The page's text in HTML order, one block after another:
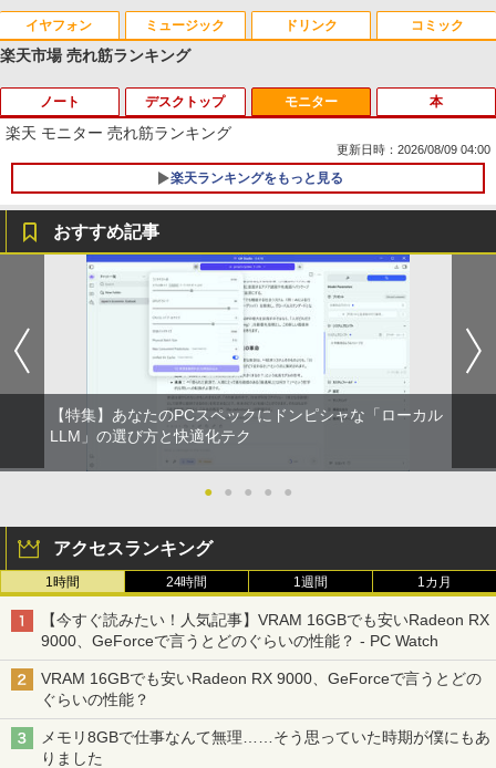
イヤフォン
Anker Soundcore P42i (Bluetooth 6.1)【完
全ワイヤレスイヤホン/ウルトラノイズキャン
セリング 3.5 / マルチポイント接続 / 最大40時
間再生 / コンパクト形状/持ち運びに便利 / IP5
5 防塵防水位規格/PSE技術基準適合】パープ
ル
Anker Soundcore P31i ピンク
￥5,990
Anker Soundcore Liberty 5 ディープブルー
【2026年アップグレード版】AOKIMI ワイヤ
レスイヤホン bluetooth イヤホン V12 小型
軽量 ブルートゥースHi-Fi 最大36時間再生 ぶ
るーとゅーす コードレス ENCノイズキャン
セリング 自動ペアリング Type-C充電 マイク
付き 防水 タッチ式音量調整 スポーツ/通勤/通
￥1,964
ミュージック
BRUCE WAYNE feat. Flo Milli, ATL Jacob
[Explicit]
￥250
[Explicit]
￥250
見知らぬ糸
￥250
On My Road (Stadium ver.)
On My Road (Stadium ver.)
ドリンク
by Amazon 天然水 ラベルレス 500ml ×24本
富士山の天然水 バナジウム含有 水 ミネラル
ウォーター ペットボトル 静岡県産 500ミリリ
ットル (Smart Basic)
【Amazon.co.jp限定】 い・ろ・は・す 2L P
ET ラベルレス ×8本
￥1,112
by Amazon 天然水ラベルレス 2L×9本
￥1,117
by Amazon 炭酸水 ラベルレス 500ml ×24本
強炭酸水 ペットボトル 500ミリリットル (Sm
art Basic)
￥1,625
【Amazon.co.jp限定】 伊藤園 磨かれて、澄
] [ 水 ] [ ペットボトル ] [ 箱買い ] [ ストック
] [ 水分補給 ]
コミック
薬屋のひとりごと 17巻 (デジタル版ビッグガ
ンガンコミックス)
￥770
エース)
￥832
ONE PIECE モノクロ版 115 (ジャンプコミッ
クスDIGITAL)
￥594
HUNTER×HUNTER モノクロ版 39 (ジャンプ
コミックスDIGITAL)
￥572
スーパーの裏でヤニ吸うふたり 9巻 (デジタル
版ビッグガンガンコミックス)
￥810
楽天市場 売れ筋ランキング
ノート
1
【期間限定 ポイント10倍】Lenovo Idea
Pad D330 10.1型 2-in-1 タブレットPC／
Type-C データ/充電可）/microSD対応
（最大128GB）/Windows 11 Pro／Dolb
y Audio）【整備済み中古品】
￥13,800
【マラソンP5倍/10%オフクーポン】中古
ノートパソコン Dell Latitude 7200 2in
1 第8世代 Core i5 メモリ8GB SSD128G
ows11 Pro カメラ Bluetooth Wi-Fi 送料
￥16,900
中古 マイクロソフト Surface Pro 7 Cor
e i5 1035G4 第10世代 メモリ8GB SSD1
28GB 12インチ Windows11 Home 無線
Bランク ノートパソコン 中古ノートパソ
デスクトップ モニター
楽天 モニター 売れ筋ランキング
更新日時：2026/08/09 04:00
楽天ランキングをもっと見る
本
りゅうおうのおしごと！21 〜白雪姫と
竜王の結婚〜【完結記念メモリアルブッ
ク付き特装版】 【電子書籍】[ 白鳥 士郎
￥5,500
山由美子 ]
3
【送料無料】これってむし歯になります
か？に根拠をもって答える本 代用甘味
料を迷わず説明するために／久保庭雅恵
／監修 中村恵理子／著
おすすめ記事
【特集】あなたのPCスペックにドンピシャな「ローカル
LLM」の選び方と快適化テク
● ● ● ● ●
アクセスランキング
1時間 24時間 1週間 1カ月
【今すぐ読みたい！人気記事】VRAM 16GBでも安いRadeon RX
9000、GeForceで言うとどのぐらいの性能？ - PC Watch
VRAM 16GBでも安いRadeon RX 9000、GeForceで言うとどの
ぐらいの性能？
メモリ8GBで仕事なんて無理……そう思っていた時期が僕にもあ
りました